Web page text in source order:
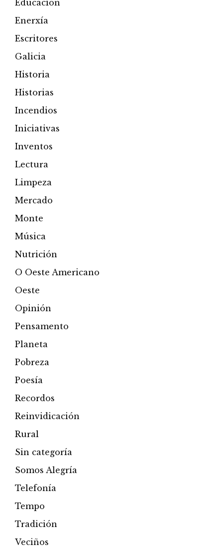
Educación
Enerxía
Escritores
Galicia
Historia
Historias
Incendios
Iniciativas
Inventos
Lectura
Limpeza
Mercado
Monte
Música
Nutrición
O Oeste Americano
Oeste
Opinión
Pensamento
Planeta
Pobreza
Poesía
Recordos
Reinvidicación
Rural
Sin categoría
Somos Alegría
Telefonía
Tempo
Tradición
Veciños